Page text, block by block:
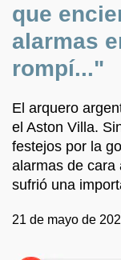
que
alarmas
rompí..."
El arquero
el Aston Villa.
festejos por la
alarmas de cara
sufrió una
21 de mayo de